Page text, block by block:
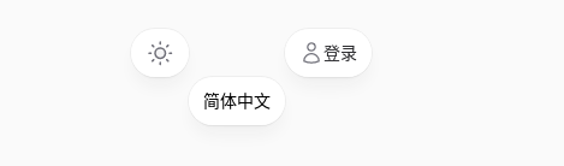
登录